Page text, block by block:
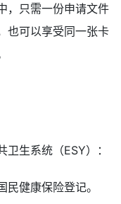
，只需一份申请文件
也可以享受同一张卡
生系统（ESY）：
健康保险登记。